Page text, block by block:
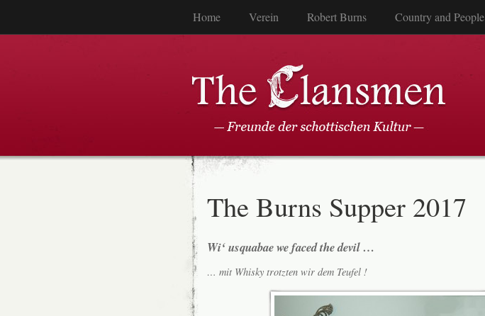
Home Verein Robert Burns Country and People
The Burns Supper 2017
Wi‘ usquabae we faced the devil …
… mit Whisky trotzten wir dem Teufel !